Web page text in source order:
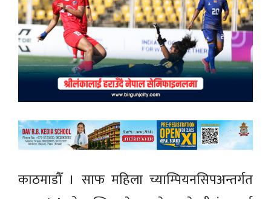
काठमाडौँ । साफ महिला च्याम्पियनसिपअन्तर्गत